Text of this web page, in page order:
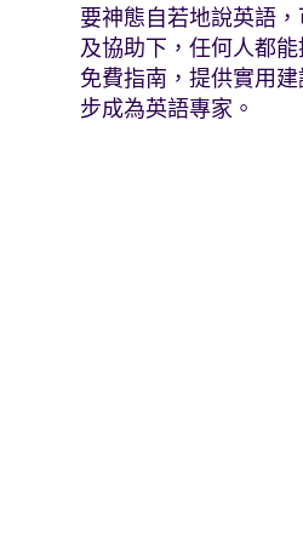
要神態自若地說英語
及協助下，任何人都
免費指南，提供實用
步成為英語專家。